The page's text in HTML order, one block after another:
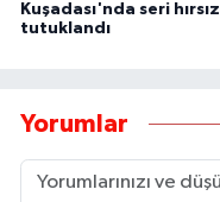
Kuşadası'nda seri hırsız
tutuklandı
Yorumlar